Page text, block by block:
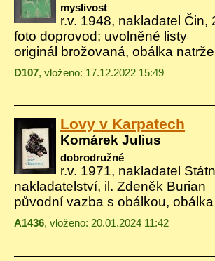
myslivost
r.v. 1948, nakladatel Čin,
foto doprovod; uvolněné listy
originál brožovaná, obálka
D107, vloženo: 17.12.2022 15:49
Lovy v Karpatech
Komárek Julius
dobrodružné
r.v. 1971, nakladatel
nakladatelství, il. Zdeněk Burian
původní vazba s obálkou,
A1436, vloženo: 20.01.2024 11:42